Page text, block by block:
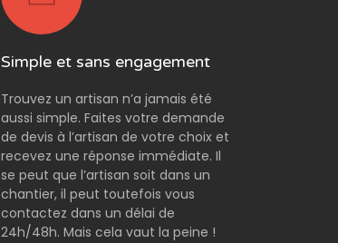
Simple et sans engagement
Trouvez un artisan n’a jamais été
aussi simple. Faites votre demande
de devis à l’artisan de votre choix et
recevez une réponse immédiate. Il
se peut que l’artisan soit dans un
chantier, il peut toutefois vous
contactez dans un délai de
24h/48h. Mais cela vaut la peine !